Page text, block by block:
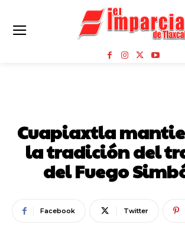
Cuapiaxtla
la tradición del
del Fuego
Facebook Twitter